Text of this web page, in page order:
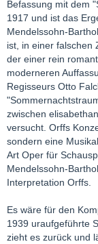
Befassung mit dem
1917 und ist das
Mendelssohn-
ist, in einer falschen
der einer rein
moderneren
Regisseurs Otto
zwischen
versucht. Orffs
sondern eine
Art Oper für
Mendelssohn-
Interpretation Orffs.
Es wäre für den
1939 uraufgeführte
zieht es zurück und